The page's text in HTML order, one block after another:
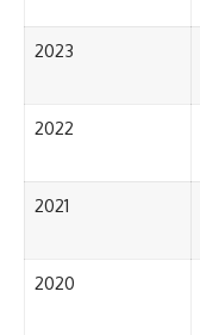
2023
2022
2021
2020